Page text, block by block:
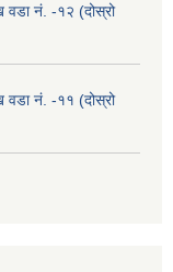
वडा नं. -१२ (दोस्रो
वडा नं. -११ (दोस्रो